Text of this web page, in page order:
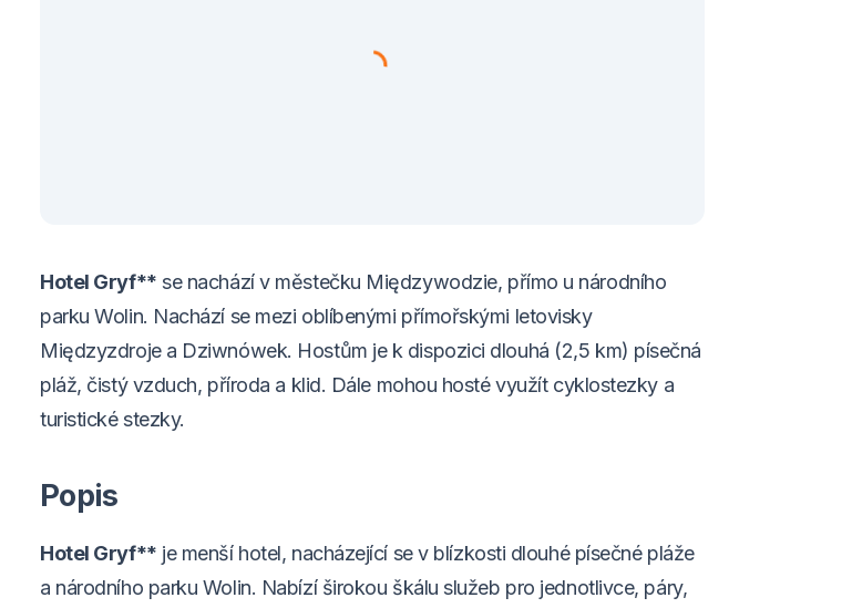
Hotel Gryf** se nachází v městečku Międzywodzie, přímo u národního
parku Wolin. Nachází se mezi oblíbenými přímořskými letovisky
Międzyzdroje a Dziwnówek. Hostům je k dispozici dlouhá (2,5 km) písečná
pláž, čistý vzduch, příroda a klid. Dále mohou hosté využít cyklostezky a
turistické stezky.
Popis
Hotel Gryf** je menší hotel, nacházející se v blízkosti dlouhé písečné pláže
a národního parku Wolin. Nabízí širokou škálu služeb pro jednotlivce, páry,